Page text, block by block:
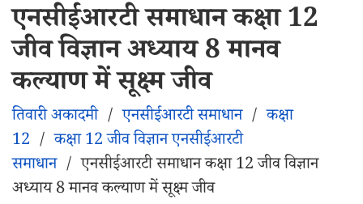
एनसीईआरटी समाधान कक्षा 12
जीव विज्ञान अध्याय 8 मानव
कल्याण में सूक्ष्म जीव
तिवारी अकादमी/एनसीईआरटी समाधान/कक्षा
12 /कक्षा 12 जीव विज्ञान एनसीईआरटी
समाधान/एनसीईआरटी समाधान कक्षा 12 जीव विज्ञान
अध्याय 8 मानव कल्याण में सूक्ष्म जीव